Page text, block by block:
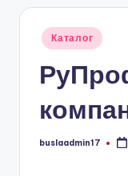
Опубликовано
Каталог
Запись
buslaadmin17